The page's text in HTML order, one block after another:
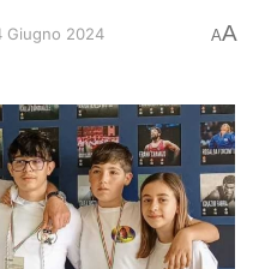
Giugno 2024 AA